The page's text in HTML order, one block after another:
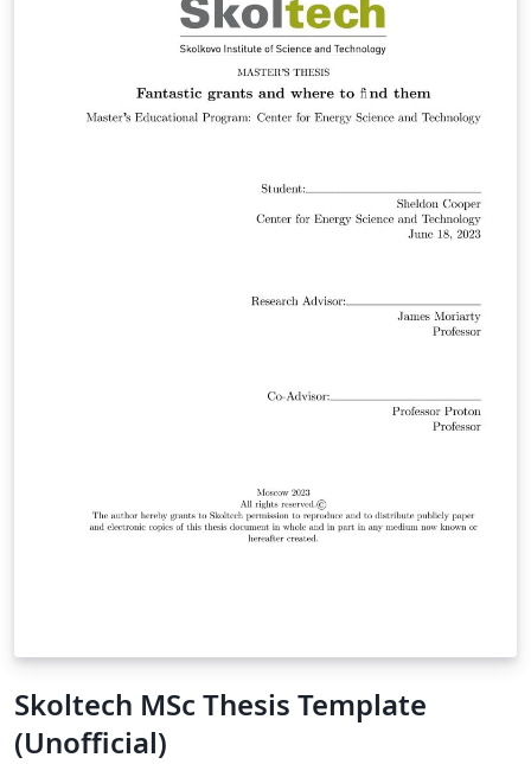
Skoltech MSc Thesis Template
(Unofficial)